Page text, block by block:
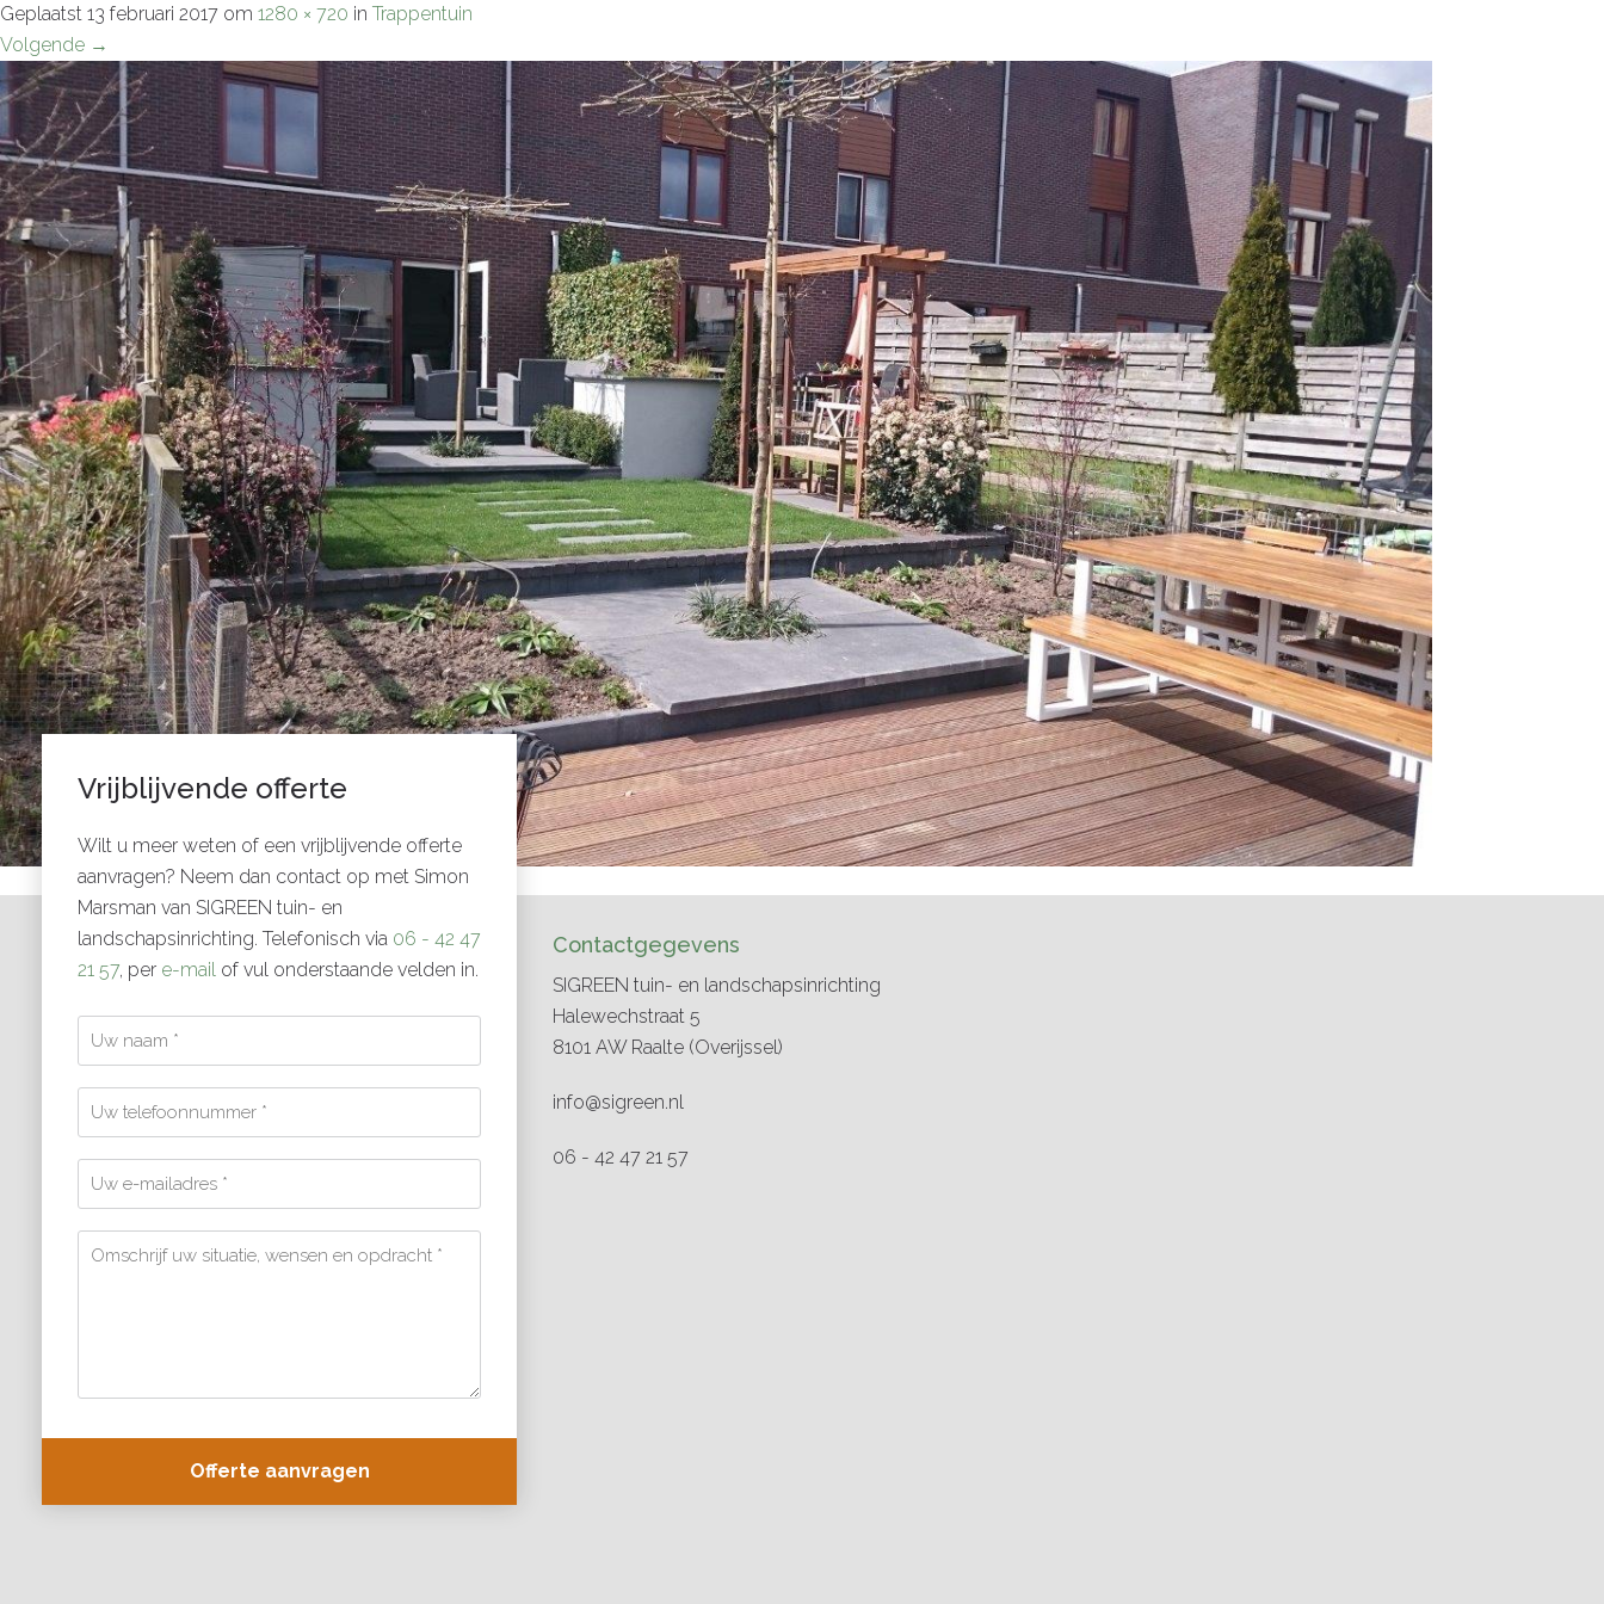
Geplaatst 13 februari 2017 om 1280 × 720 in Trappentuin
Volgende →
Vrijblijvende offerte
Wilt u meer weten of een vrijblijvende offerte
aanvragen? Neem dan contact op met Simon
Marsman van SIGREEN tuin- en
landschapsinrichting. Telefonisch via 06 - 42 47
21 57, per e-mail of vul onderstaande velden in.
Contactgegevens
SIGREEN tuin- en landschapsinrichting
Halewechstraat 5
8101 AW Raalte (Overijssel)
info@sigreen.nl
06 - 42 47 21 57